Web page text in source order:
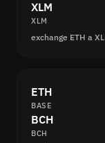
XLM
XLM
exchange ETH a
ETH
BASE
BCH
BCH